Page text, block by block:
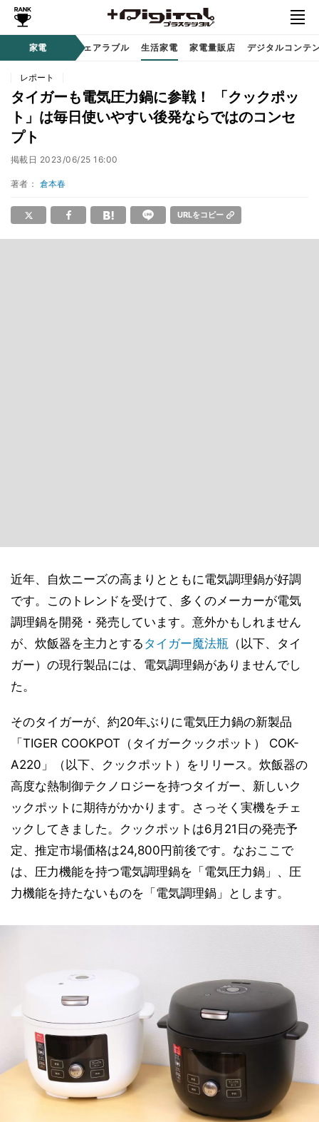
家電
ディオ 時計 / ウェアラブル 生活家電 家電量販店 デジタルコンテ
レポート
タイガーも電気圧力鍋に参戦！ 「クックポッ
ト」は毎日使いやすい後発ならではのコンセ
プト
掲載日 2023/06/25 16:00
著者： 倉本春
URLをコピー
近年、自炊ニーズの高まりとともに電気調理鍋が好調
です。このトレンドを受けて、多くのメーカーが電気
調理鍋を開発・発売しています。意外かもしれません
が、炊飯器を主力とする タイガー魔法瓶 （以下、タイ
ガー）の現行製品には、電気調理鍋がありませんでし
た。
そのタイガーが、約20年ぶりに電気圧力鍋の新製品
「TIGER COOKPOT（タイガークックポット） COK-
A220」（以下、クックポット）をリリース。炊飯器の
高度な熱制御テクノロジーを持つタイガー、新しいク
ックポットに期待がかかります。さっそく実機をチェ
ックしてきました。クックポットは6月21日の発売予
定、推定市場価格は24,800円前後です。なおここで
は、圧力機能を持つ電気調理鍋を「電気圧力鍋」、圧
力機能を持たないものを「電気調理鍋」とします。